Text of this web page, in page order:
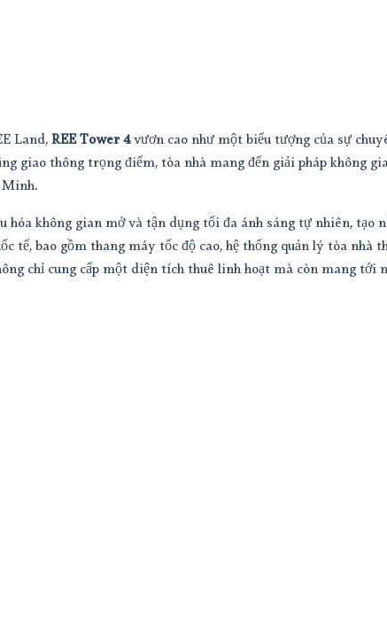
Land,REE Tower 4vươn cao như một biểu tượng của sự
giao thông trọng điểm, tòa nhà mang đến giải pháp không
không gian mở và tận dụng tối đa ánh sáng tự nhiên,
tế, bao gồm thang máy tốc độ cao, hệ thống quản lý tòa
chỉ cung cấp một diện tích thuê linh hoạt mà còn mang tới